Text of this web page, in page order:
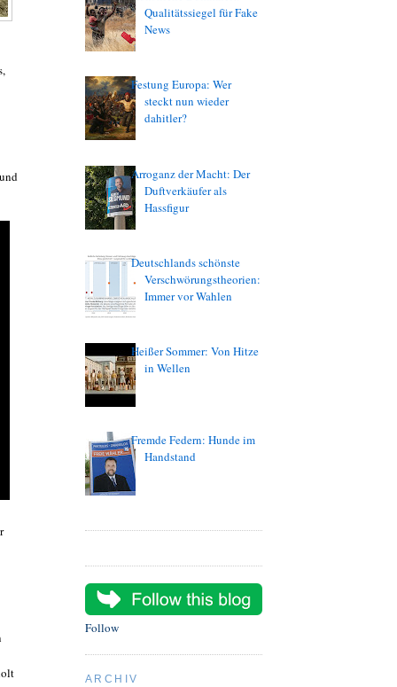
Qualitätssiegel für Fake
News
Festung Europa: Wer
steckt nun wieder
dahitler?
Arroganz der Macht: Der
Duftverkäufer als
Hassfigur
Deutschlands schönste
Verschwörungstheorien:
Immer vor Wahlen
Heißer Sommer: Von Hitze
in Wellen
Fremde Federn: Hunde im
Handstand
Follow
ARCHIV